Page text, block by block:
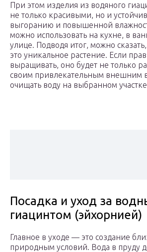
При этом изделия из водяного
не только красивыми, но и
выгоранию и повышенной
можно использовать на кухне, в
улице. Подводя итог, можно
это уникальное растение. Если
выращивать, оно будет не только
своим привлекательным внешним
очищать воду на выбранном
Посадка и уход за
гиацинтом (эйхорнией)
Главное в уходе — это создание
природным условий. Вода в пруду